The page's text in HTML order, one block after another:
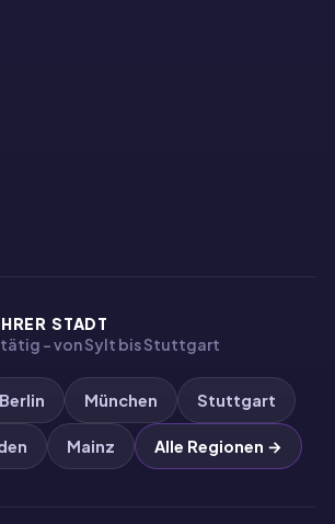
STADT
– von Sylt bis Stuttgart
Berlin München Stuttgart
Mainz Alle Regionen →